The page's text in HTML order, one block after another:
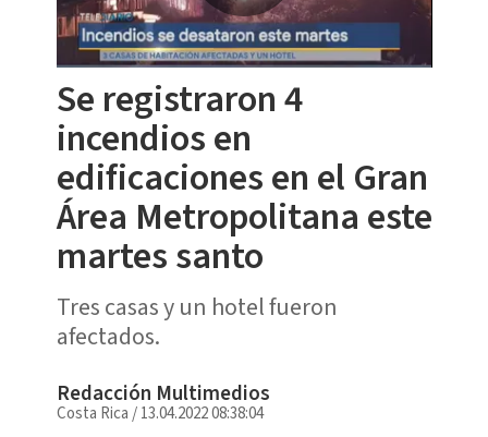
Se registraron 4
incendios en
edificaciones en el Gran
Área Metropolitana este
martes santo
Tres casas y un hotel fueron
afectados.
Redacción Multimedios
Costa Rica /13.04.2022 08:38:04